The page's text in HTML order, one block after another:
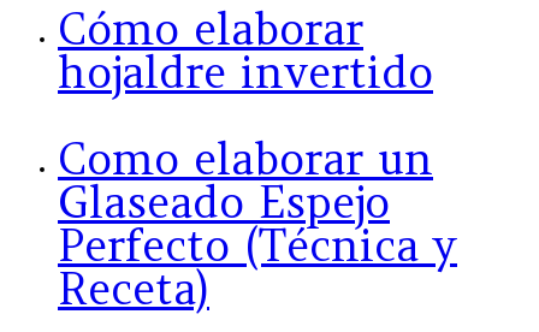
Cómo elaborar
hojaldre invertido
Como elaborar un
Glaseado Espejo
Perfecto (Técnica y
Receta)